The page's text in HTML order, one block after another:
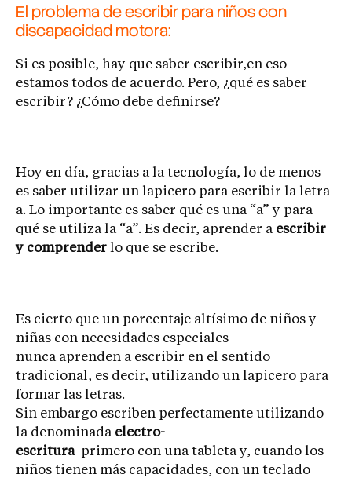
El problema de escribir para niños con
discapacidad motora:
Si es posible, hay que saber escribir,en eso
estamos todos de acuerdo. Pero, ¿qué es saber
escribir? ¿Cómo debe definirse?
Hoy en día, gracias a la tecnología, lo de menos
es saber utilizar un lapicero para escribir la letra
a. Lo importante es saber qué es una “a” y para
qué se utiliza la “a”. Es decir, aprender a escribir
y comprender lo que se escribe.
Es cierto que un porcentaje altísimo de niños y
niñas con necesidades especiales
nunca aprenden a escribir en el sentido
tradicional, es decir, utilizando un lapicero para
formar las letras.
Sin embargo escriben perfectamente utilizando
la denominada electro-
escrituraprimero con una tableta y, cuando los
niños tienen más capacidades, con un teclado